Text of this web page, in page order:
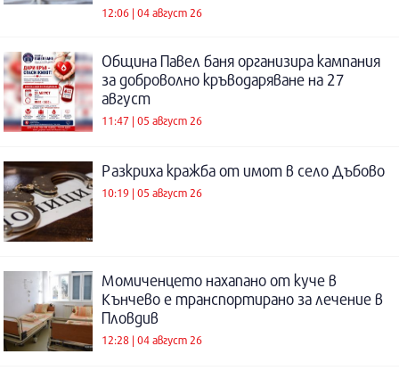
12:06 | 04 август 26
Община Павел баня организира кампания
за доброволно кръводаряване на 27
август
11:47 | 05 август 26
Разкриха кражба от имот в село Дъбово
10:19 | 05 август 26
Момиченцето нахапано от куче в
Кънчево е транспортирано за лечение в
Пловдив
12:28 | 04 август 26